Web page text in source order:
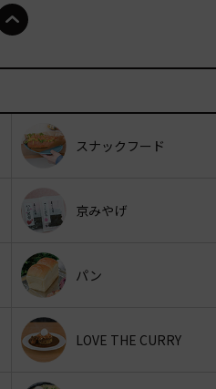
スナックフード
京みやげ
パン
LOVE THE CURRY